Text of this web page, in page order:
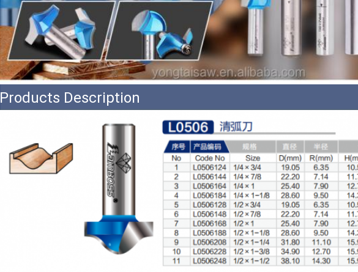
Products Description